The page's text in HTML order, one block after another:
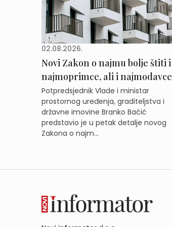
02.08.2026.
Novi Zakon o najmu bolje štiti i
najmoprimce, ali i najmodavce
Potpredsjednik Vlade i ministar
prostornog uređenja, graditeljstva i
državne imovine Branko Bačić
predstavio je u petak detalje novog
Zakona o najm...